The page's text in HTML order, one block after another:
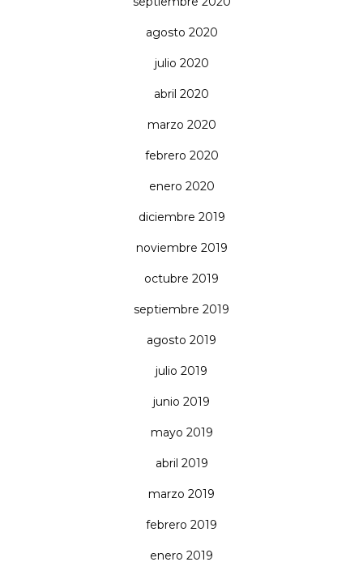
agosto 2020
julio 2020
abril 2020
marzo 2020
febrero 2020
enero 2020
diciembre 2019
noviembre 2019
octubre 2019
septiembre 2019
agosto 2019
julio 2019
junio 2019
mayo 2019
abril 2019
marzo 2019
febrero 2019
enero 2019